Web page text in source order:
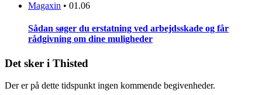
Magaxin • 01.06
Sådan søger du erstatning ved arbejdsskade og får
rådgivning om dine muligheder
Det sker i Thisted
Der er på dette tidspunkt ingen kommende begivenheder.